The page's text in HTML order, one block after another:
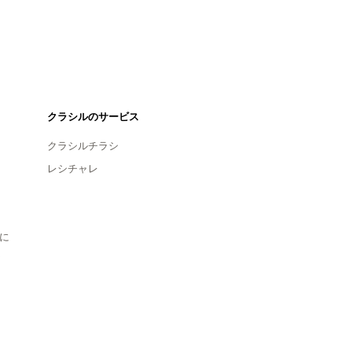
クラシルのサービス
クラシルチラシ
レシチャレ